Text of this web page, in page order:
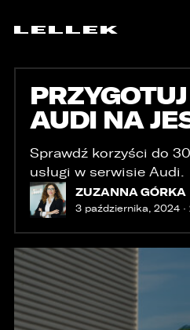
SAMOCHODY
USŁUGI
AKTUALNOŚCI
KARIERA
AUDI NA
Sprawdź korzyści do
usługi w serwisie Audi.
ZUZANNA GÓRKA
3 października, 2024